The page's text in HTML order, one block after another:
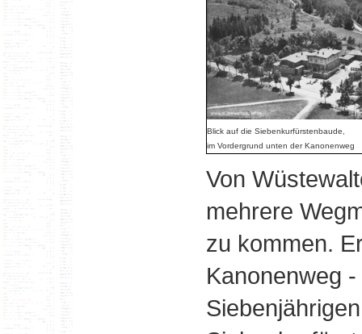
Blick auf die Siebenkurfürstenbaude,
im Vordergrund unten der Kanonenweg
Von
mehrere
zu kommen.
Kanonenweg